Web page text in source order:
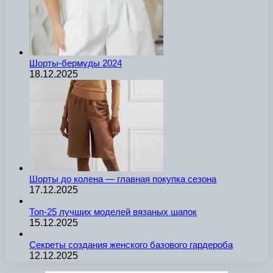
Шорты-бермуды 2024
18.12.2025
Шорты до колена — главная покупка сезона
17.12.2025
Топ-25 лучших моделей вязаных шапок
15.12.2025
Секреты создания женского базового гардероба
12.12.2025